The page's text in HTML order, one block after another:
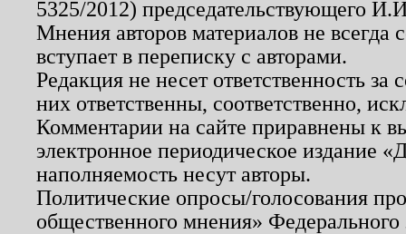
5325/2012) председательствующего
Мнения авторов материалов не
вступает в переписку с авторами.
Редакция не несет ответственность
них ответственны, соответственно,
Комментарии на сайте приравнены к
электронное периодическое издание
наполняемость несут авторы.
Политические опросы/голосования
общественного мнения»